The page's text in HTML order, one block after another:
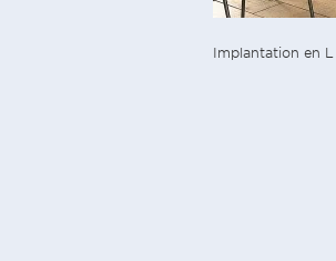
Implantation en L